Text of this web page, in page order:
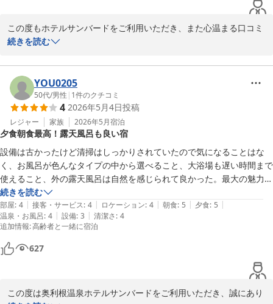
「また来シーズンも来ようと思います」とのお言葉を頂戴し、スタ
ッフ一同大変光栄に存じます。次回もご家族皆様にとって思い出に
またお会いできる日を心より楽しみにお待ちしております。
１１種類の貸切露天風呂 水上高原／奥利根温泉 ホテルサンバー
ド
2026-04-06
この度もホテルサンバードをご利用いただき、また心温まる口コミ
のご投稿をいただき誠にありがとうございます。
毎年ご宿泊いただいておりますこと、心より御礼申し上げます。
「ロケーション、温泉、食事、どれも減点要素がない」とのお言葉
を頂戴し、大変光栄でございます。特に温泉につきまして、湯量や
お部屋付き露天風呂、貸切風呂を存分にお楽しみいただけているご
様子を嬉しく拝見いたしました。
一方で、建物の古さにつきましてはご指摘の通りであり、ご不便を
おかけする点もあったかと存じます。すぐに大きく変えることは難
しい部分もございますが、日々の清掃やメンテナンスを徹底し、少
しでも快適にお過ごしいただけるよう努めてまいります。
スキーやスノーボードをされない方でも温泉でゆっくりお楽しみい
ただける宿として、これからも皆様にご満足いただけるよう精進し
てまいります。
「また来年行きます」とのお言葉を励みに、来シーズンもお会いで
きますことをスタッフ一同心より楽しみにお待ちしております。
１１種類の貸切露天風呂 水上高原／奥利根温泉 ホテルサンバー
続きを読む
YOU0205
50代/男性 | 1件のクチコミ
4 2026年5月4日投稿
レジャー 家族 2026年5月宿泊
夕食朝食最高！露天風呂も良い宿
設備は古かったけど清掃はしっかりされていたので気になることはな
く、お風呂が色んなタイプの中から選べること、大浴場も遅い時間まで
使えること、外の露天風呂は自然を感じられて良かった。最大の魅力は
やはり質量ともに申し分のない夕食と朝食でした。コストパフォーマン
スはかなり高いと感じました。また利用したいと思いました。
続きを読む
部屋: 4 | 接客・サービス: 4 | ロケーション: 4 | 朝食: 5 | 夕食: 5 |
温泉・お風呂: 4 | 設備: 3 | 清潔さ: 4
追加情報:高齢者と一緒に宿泊
627
この度は奥利根温泉ホテルサンバードをご利用いただき、誠にあり